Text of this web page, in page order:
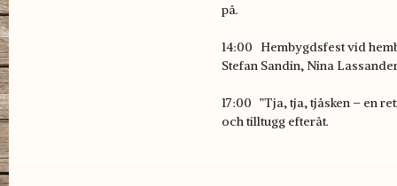
på.
14:00 Hembygdsfest vid
Stefan Sandin, Nina
17:00 ”Tja, tja, tjåsken – en
och tilltugg efteråt.